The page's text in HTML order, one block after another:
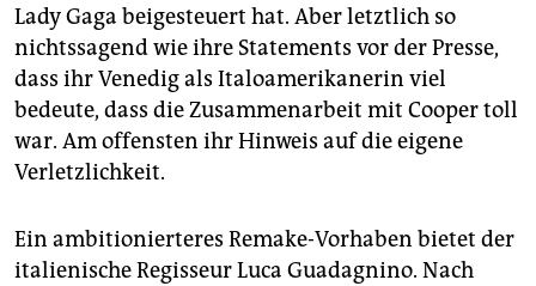
Lady Gaga beigesteuert hat. Aber letztlich so
nichtssagend wie ihre Statements vor der Presse,
dass ihr Venedig als Italoamerikanerin viel
bedeute, dass die Zusammenarbeit mit Cooper toll
war. Am offensten ihr Hinweis auf die eigene
Verletzlichkeit.
Ein ambitionierteres Remake-Vorhaben bietet der
italienische Regisseur Luca Guadagnino. Nach